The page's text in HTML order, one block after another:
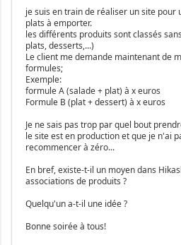
je suis en train de réaliser un site pour
plats à emporter.
les différents produits sont classés
plats, desserts,...)
Le client me demande maintenant de
formules;
Exemple:
formule A (salade + plat) à x euros
Formule B (plat + dessert) à x euros
Je ne sais pas trop par quel bout
le site est en production et que je n'ai
recommencer à zéro...
En bref, existe-t-il un moyen dans
associations de produits ?
Quelqu'un a-t-il une idée ?
Bonne soirée à tous!